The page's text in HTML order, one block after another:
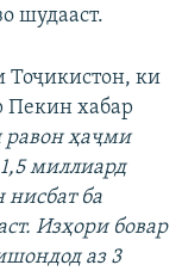
шудааст.
Тоҷикистон, ки
Пекин хабар
равон ҳаҷми
миллиард
нисбат ба
Изҳори бовар
аз 3